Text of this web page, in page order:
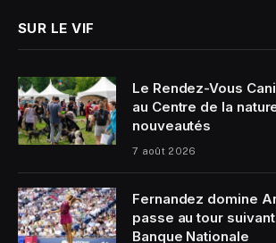
SUR LE VIF
Le Rendez-Vous
au Centre de la
nouveautés
7 août 2026
Fernandez domine
passe au tour suivant
Banque Nationale